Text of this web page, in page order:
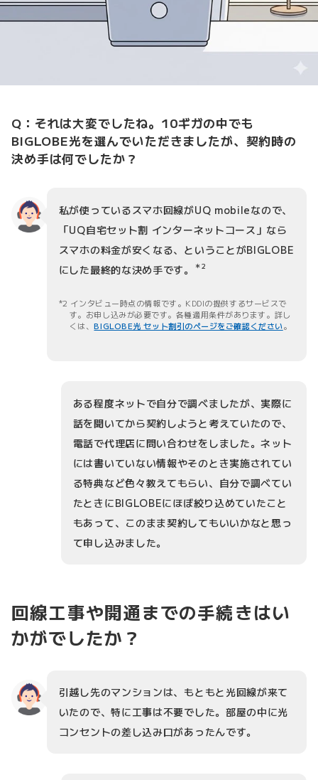
Q：それは大変でしたね。10ギガの中でも
BIGLOBE光を選んでいただきましたが、契約時の
決め手は何でしたか？
私が使っているスマホ回線がUQ mobileなので、
「UQ自宅セット割 インターネットコース」なら
スマホの料金が安くなる、ということがBIGLOBE
にした最終的な決め手です。
＊2
2 インタビュー時点の情報です。KDDIの提供するサービスで
す。お申し込みが必要です。各種適用条件があります。詳し
くは、BIGLOBE光 セット割引のページをご確認ください。
ある程度ネットで自分で調べましたが、実際に
話を聞いてから契約しようと考えていたので、
電話で代理店に問い合わせをしました。ネット
には書いていない情報やそのとき実施されてい
る特典など色々教えてもらい、自分で調べてい
たときにBIGLOBEにほぼ絞り込めていたこと
もあって、このまま契約してもいいかなと思っ
て申し込みました。
回線工事や開通までの手続きはい
かがでしたか？
引越し先のマンションは、もともと光回線が来て
いたので、特に工事は不要でした。部屋の中に光
コンセントの差し込み口があったんです。